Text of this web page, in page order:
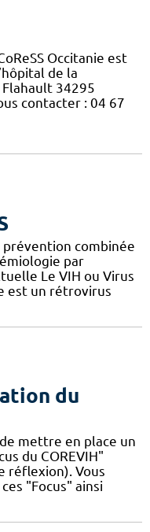
Occitanie est
de la
34295
contacter : 04 67
prévention combinée
par
Le VIH ou Virus
est un rétrovirus
du
mettre en place un
du COREVIH"
réflexion). Vous
"Focus" ainsi